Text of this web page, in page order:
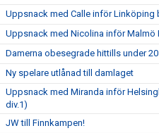
Uppsnack med Calle inför Linköping
Uppsnack med Nicolina inför Malmö
Damerna obesegrade hittills under
Ny spelare utlånad till damlaget
Uppsnack med Miranda inför
div.1)
JW till Finnkampen!